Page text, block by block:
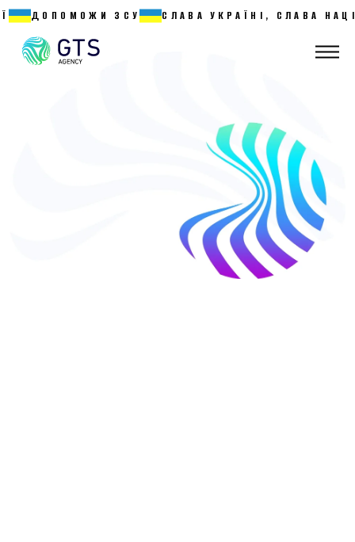
ДОПОМОЖИ ЗСУ СЛАВА УКРАЇНІ, СЛАВА НАЦІЇ